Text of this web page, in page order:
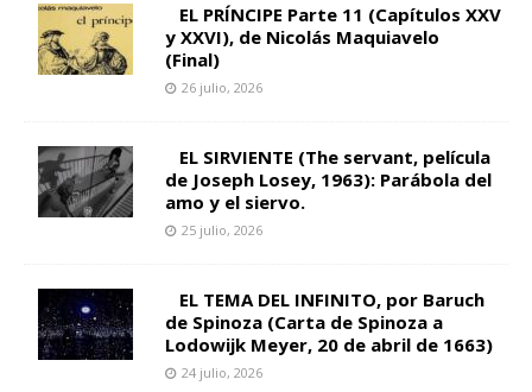
EL PRÍNCIPE Parte 11 (Capítulos XXV
y XXVI), de Nicolás Maquiavelo
(Final)
26 julio, 2026
EL SIRVIENTE (The servant, película
de Joseph Losey, 1963): Parábola del
amo y el siervo.
25 julio, 2026
EL TEMA DEL INFINITO, por Baruch
de Spinoza (Carta de Spinoza a
Lodowijk Meyer, 20 de abril de 1663)
24 julio, 2026